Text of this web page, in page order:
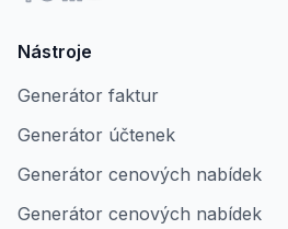
Nástroje
Generátor faktur
Generátor účtenek
Generátor cenových nabídek
Generátor cenových nabídek